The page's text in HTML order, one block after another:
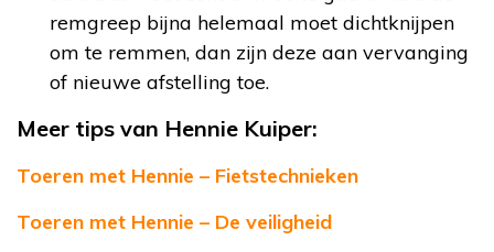
remgreep bijna helemaal moet dichtknijpen
om te remmen, dan zijn deze aan vervanging
of nieuwe afstelling toe.
Meer tips van Hennie Kuiper:
Toeren met Hennie – Fietstechnieken
Toeren met Hennie – De veiligheid